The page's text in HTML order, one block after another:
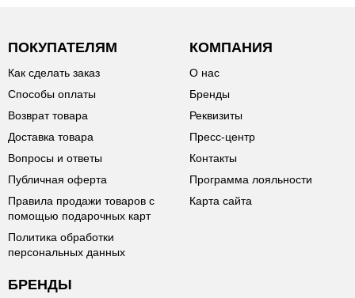
ПОКУПАТЕЛЯМ
Как сделать заказ
Способы оплаты
Возврат товара
Доставка товара
Вопросы и ответы
Публичная оферта
Правила продажи товаров с
помощью подарочных карт
Политика обработки
персональных данных
КОМПАНИЯ
О нас
Бренды
Реквизиты
Пресс-центр
Контакты
Программа лояльности
Карта сайта
БРЕНДЫ